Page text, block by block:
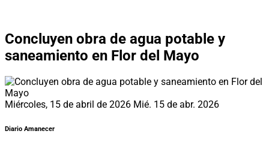
Concluyen obra de agua potable y
saneamiento en Flor del Mayo
Miércoles, 15 de abril de 2026 Mié. 15 de abr. 2026
Diario Amanecer